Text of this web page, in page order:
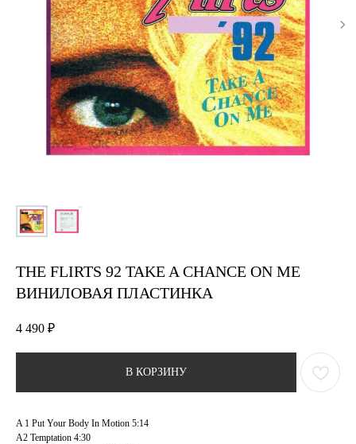
THE FLIRTS 92 TAKE A CHANCE ON ME
ВИНИЛОВАЯ ПЛАСТИНКА
4 490 ₽
В КОРЗИНУ
A 1 Put Your Body In Motion 5:14
A2 Temptation 4:30